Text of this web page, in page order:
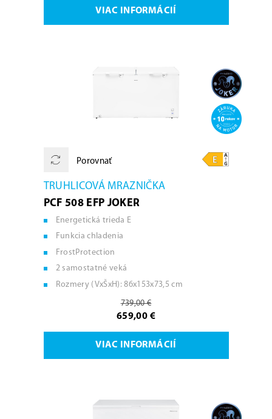
VIAC INFORMÁCIÍ
Porovnať
TRUHLICOVÁ MRAZNIČKA
PCF 508 EFP JOKER
Energetická trieda E
Funkcia chladenia
FrostProtection
2 samostatné veká
Rozmery (VxŠxH): 86x153x73,5 cm
739,00 €
659,00 €
VIAC INFORMÁCIÍ